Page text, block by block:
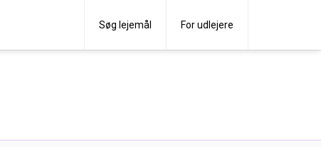
Søg lejemål For udlejere